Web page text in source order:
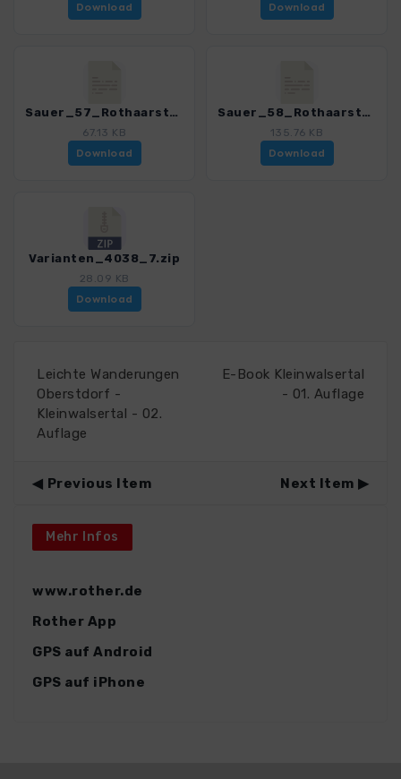
Download
Download
Sauer_57_Rothaarsteig Etappe 7_4038_7.gpx
67.13 KB
Download
Sauer_58_Rothaarsteig Westerwaldvariante_4038_7.gpx
135.76 KB
Download
Varianten_4038_7.zip
28.09 KB
Download
Leichte Wanderungen
Oberstdorf -
Kleinwalsertal - 02.
Auflage
E-Book Kleinwalsertal
- 01. Auflage
Previous Item Next Item
Mehr Infos
www.rother.de
Rother App
GPS auf Android
GPS auf iPhone